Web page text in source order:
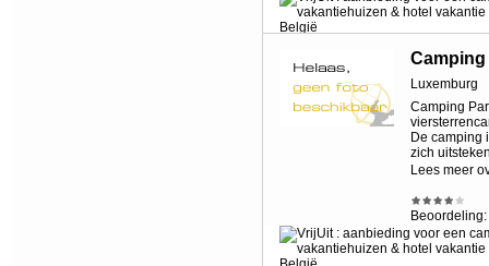
Luxemburg
Camping
De camping
zich
Lees meer
Beoordeling: